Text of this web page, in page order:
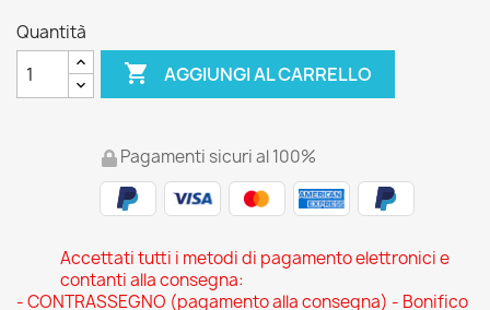
Quantità
 AGGIUNGI AL CARRELLO
Pagamenti sicuri al 100%
Accettati tutti i metodi di pagamento elettronici e
contanti alla consegna:
- CONTRASSEGNO (pagamento alla consegna) - Bonifico